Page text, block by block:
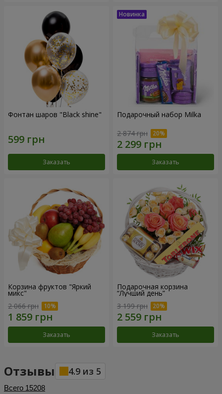
Фонтан шаров "Black shine"
Заказать
Подарочный набор Milka
2 874 грн
Заказать
Корзина фруктов "Яркий
микс"
2 066 грн
Заказать
Подарочная корзина
“Лучший день”
3 199 грн
Заказать
Отзывы 4.9 из 5
Всего 15208